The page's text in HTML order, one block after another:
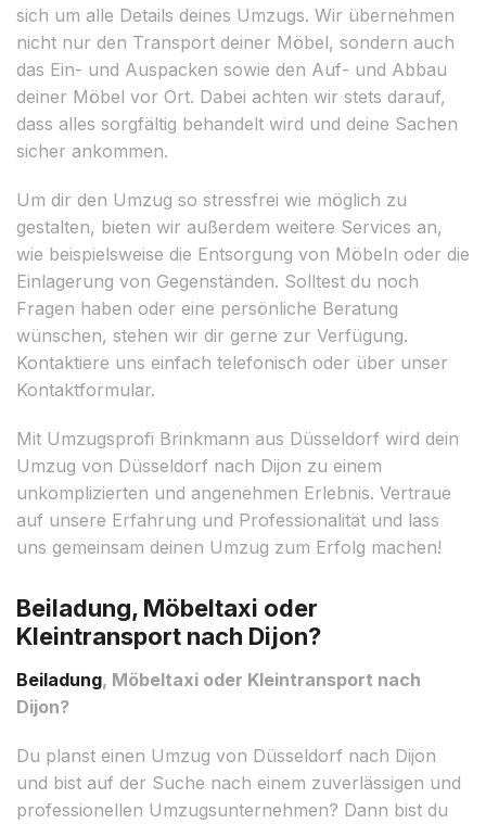
sich um alle Details deines Umzugs. Wir übernehmen
nicht nur den Transport deiner Möbel, sondern auch
das Ein- und Auspacken sowie den Auf- und Abbau
deiner Möbel vor Ort. Dabei achten wir stets darauf,
dass alles sorgfältig behandelt wird und deine Sachen
sicher ankommen.
Um dir den Umzug so stressfrei wie möglich zu
gestalten, bieten wir außerdem weitere Services an,
wie beispielsweise die Entsorgung von Möbeln oder die
Einlagerung von Gegenständen. Solltest du noch
Fragen haben oder eine persönliche Beratung
wünschen, stehen wir dir gerne zur Verfügung.
Kontaktiere uns einfach telefonisch oder über unser
Kontaktformular.
Mit Umzugsprofi Brinkmann aus Düsseldorf wird dein
Umzug von Düsseldorf nach Dijon zu einem
unkomplizierten und angenehmen Erlebnis. Vertraue
auf unsere Erfahrung und Professionalität und lass
uns gemeinsam deinen Umzug zum Erfolg machen!
Beiladung, Möbeltaxi oder
Kleintransport nach Dijon?
Beiladung, Möbeltaxi oder Kleintransport nach
Dijon?
Du planst einen Umzug von Düsseldorf nach Dijon
und bist auf der Suche nach einem zuverlässigen und
professionellen Umzugsunternehmen? Dann bist du